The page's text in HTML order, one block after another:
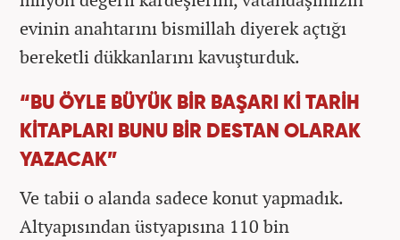
evinin anahtarını bismillah diyerek açtığı
bereketli dükkanlarını kavuşturduk.
“BU ÖYLE BÜYÜK BİR BAŞARI Kİ TARİH
KİTAPLARI BUNU BİR DESTAN OLARAK
YAZACAK”
Ve tabii o alanda sadece konut yapmadık.
Altyapısından üstyapısına 110 bin